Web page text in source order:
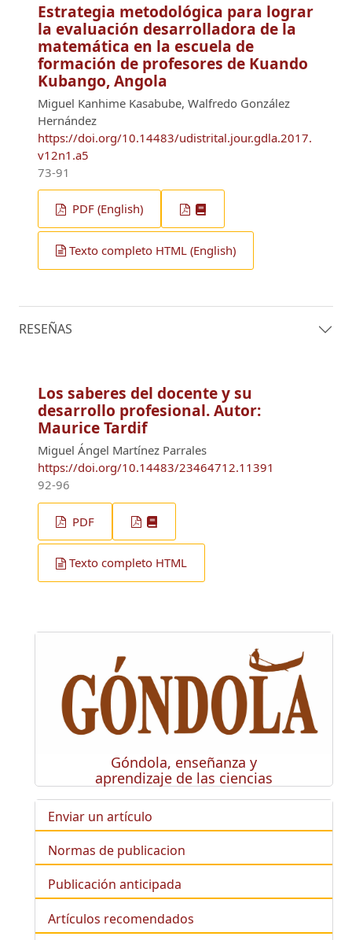
Estrategia metodológica para lograr
la evaluación desarrolladora de la
matemática en la escuela de
formación de profesores de Kuando
Kubango, Angola
Miguel Kanhime Kasabube, Walfredo González
Hernández
https://doi.org/10.14483/udistrital.jour.gdla.2017.
v12n1.a5
73-91
PDF (English)
Texto completo HTML (English)
RESEÑAS
Los saberes del docente y su
desarrollo profesional. Autor:
Maurice Tardif
Miguel Ángel Martínez Parrales
https://doi.org/10.14483/23464712.11391
92-96
PDF
Texto completo HTML
Góndola, enseñanza y
aprendizaje de las ciencias
Enviar un artículo
Normas de publicacion
Publicación anticipada
Artículos recomendados